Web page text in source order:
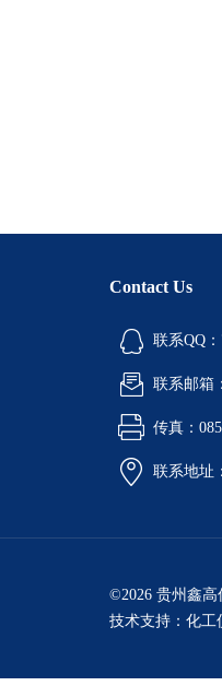
Contact Us
联系QQ
联系邮箱
传真：
联系地址
©2026 贵州鑫高
技术支持： 化工